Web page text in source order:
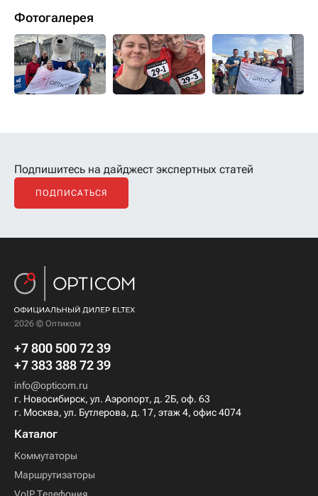
Фотогалерея
Подпишитесь на дайджест экспертных статей
ПОДПИСАТЬСЯ
2026 © Оптиком
+7 800 500 72 39
+7 383 388 72 39
info@opticom.ru
г. Новосибирск, ул. Аэропорт, д. 2Б, оф. 63
г. Москва, ул. Бутлерова, д. 17, этаж 4, офис 4074
Каталог
Коммутаторы
Маршрутизаторы